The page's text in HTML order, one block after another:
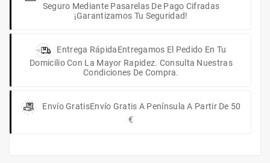
Seguro Mediante Pasarelas De Pago Cifradas
¡Garantizamos Tu Seguridad!
Entrega RápidaEntregamos El Pedido En Tu
Domicilio Con La Mayor Rapidez. Consulta Nuestras
Condiciones De Compra.
Envío GratisEnvío Gratis A Península A Partir De 50
€